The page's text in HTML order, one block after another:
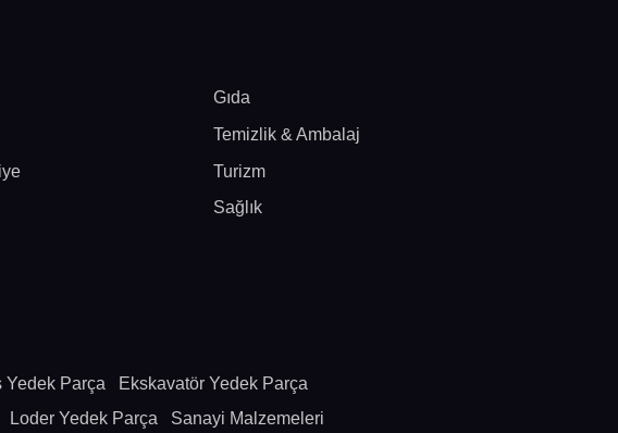
Gıda
Temizlik & Ambalaj
Turizm
Sağlık
Yedek Parça
Ekskavatör Yedek Parça
Loder Yedek Parça Sanayi Malzemeleri